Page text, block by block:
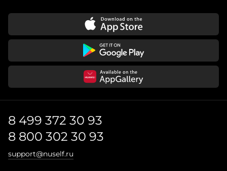
8 499 372 30 93
8 800 302 30 93
support@nuself.ru